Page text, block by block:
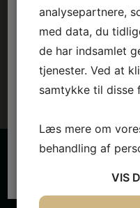
Er du
Ja, jeg er
Lys øl
De
analysepartnere,
med data, du
de har indsamlet
tjenester. Ved at
samtykke til disse
Læs mere om
behandling af
VIS